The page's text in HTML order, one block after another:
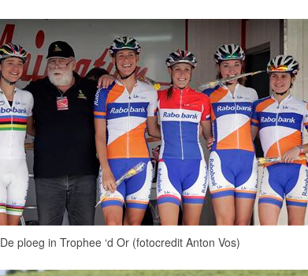
De ploeg in Trophee ‘d Or (fotocredit Anton Vos)